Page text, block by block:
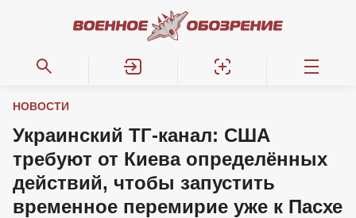
НОВОСТИ
Украинский ТГ-канал: США
требуют от Киева определённых
действий, чтобы запустить
временное перемирие уже к Пасхе